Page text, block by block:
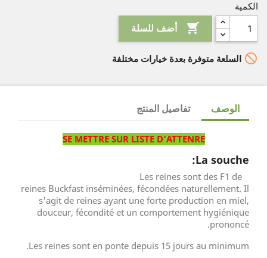
الكمية
 أضف للسلة
 السلعة متوفرة بعدة خيارات مختلفة
الوصف تفاصيل المنتج
SE METTRE SUR LISTE D'ATTENRE
La souche:
Les reines sont des F1 de
reines Buckfast inséminées, fécondées naturellement. Il
s'agit de reines ayant une forte production en miel,
douceur, fécondité et un comportement hygiénique
prononcé.
Les reines sont en ponte depuis 15 jours au minimum.